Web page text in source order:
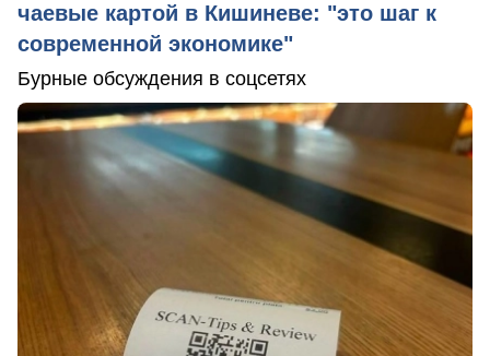
чаевые картой в Кишиневе: "это шаг к
современной экономике"
Бурные обсуждения в соцсетях